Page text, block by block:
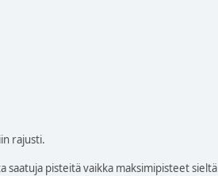
rajusti.
pisteitä vaikka maksimipisteet sieltä